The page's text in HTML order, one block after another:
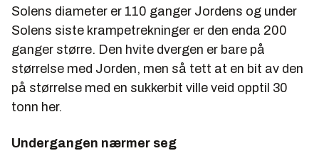
Solens diameter er 110 ganger Jordens og under
Solens siste krampetrekninger er den enda 200
ganger større. Den hvite dvergen er bare på
størrelse med Jorden, men så tett at en bit av den
på størrelse med en sukkerbit ville veid opptil 30
tonn her.
Undergangen nærmer seg